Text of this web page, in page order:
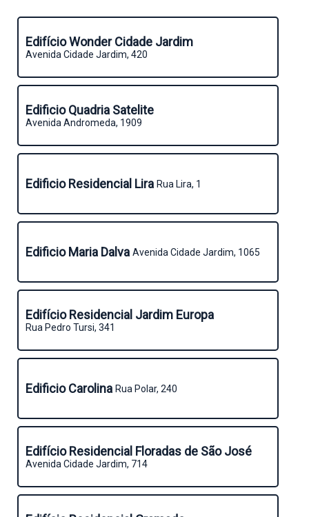
Edifício Wonder Cidade Jardim
Avenida Cidade Jardim, 420
Edificio Quadria Satelite
Avenida Andromeda, 1909
Edificio Residencial Lira Rua Lira, 1
Edificio Maria Dalva Avenida Cidade Jardim, 1065
Edifício Residencial Jardim Europa
Rua Pedro Tursi, 341
Edificio Carolina Rua Polar, 240
Edifício Residencial Floradas de São José
Avenida Cidade Jardim, 714